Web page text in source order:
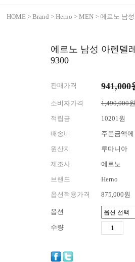
HOME > Brand > Herno > MEN > 에르노 남
에르노 남성 아렌델
9300
판매가격 941,000
소비자가격
1,490,000원
적립금
10201원
배송비
주문금액
원산지
루마니아
제조사
에르노
브랜드
Herno
옵션적용가격
875,000원
옵션
수량